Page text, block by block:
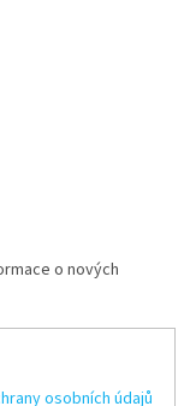
o nových
osobních údajů